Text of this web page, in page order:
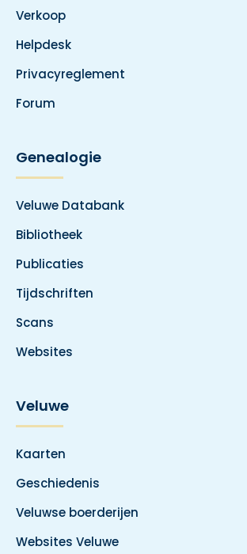
Verkoop
Helpdesk
Privacyreglement
Forum
Genealogie
Veluwe Databank
Bibliotheek
Publicaties
Tijdschriften
Scans
Websites
Veluwe
Kaarten
Geschiedenis
Veluwse boerderijen
Websites Veluwe